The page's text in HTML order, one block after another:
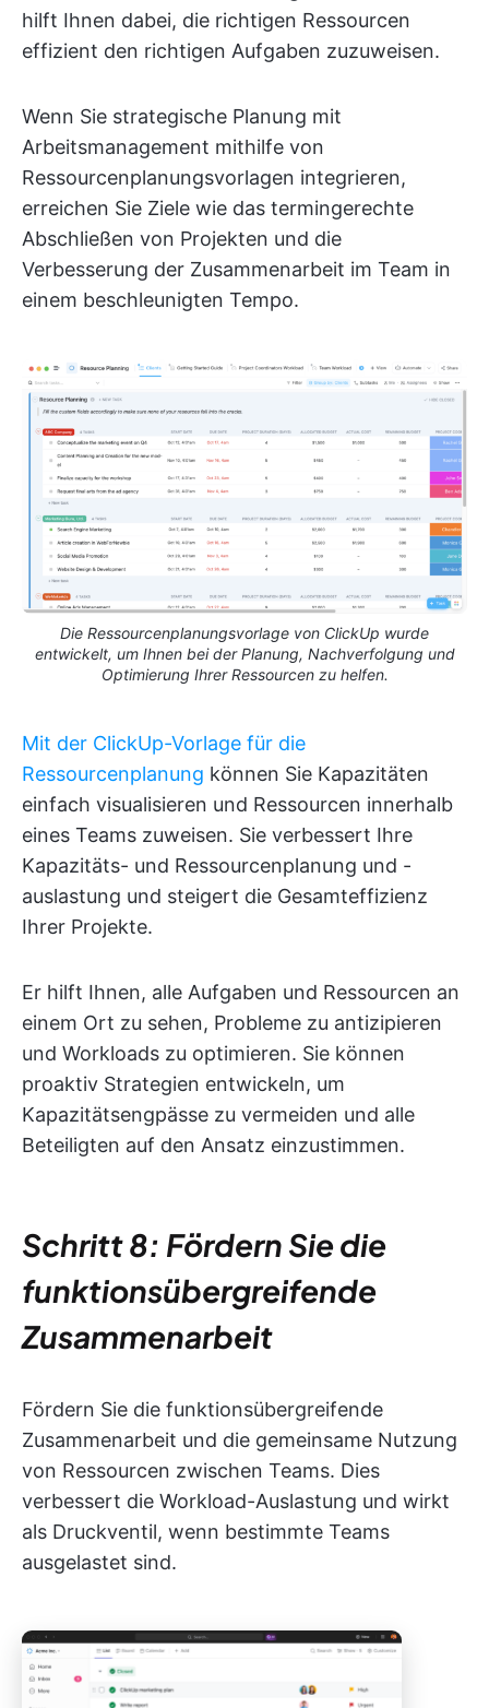
hilft Ihnen dabei, die richtigen Ressourcen
effizient den richtigen Aufgaben zuzuweisen.
Wenn Sie strategische Planung mit
Arbeitsmanagement mithilfe von
Ressourcenplanungsvorlagen integrieren,
erreichen Sie Ziele wie das termingerechte
Abschließen von Projekten und die
Verbesserung der Zusammenarbeit im Team in
einem beschleunigten Tempo.
Die Ressourcenplanungsvorlage von ClickUp wurde
entwickelt, um Ihnen bei der Planung, Nachverfolgung und
Optimierung Ihrer Ressourcen zu helfen.
Mit der ClickUp-Vorlage für die
Ressourcenplanung können Sie Kapazitäten
einfach visualisieren und Ressourcen innerhalb
eines Teams zuweisen. Sie verbessert Ihre
Kapazitäts- und Ressourcenplanung und -
auslastung und steigert die Gesamteffizienz
Ihrer Projekte.
Er hilft Ihnen, alle Aufgaben und Ressourcen an
einem Ort zu sehen, Probleme zu antizipieren
und Workloads zu optimieren. Sie können
proaktiv Strategien entwickeln, um
Kapazitätsengpässe zu vermeiden und alle
Beteiligten auf den Ansatz einzustimmen.
Schritt 8: Fördern Sie die
funktionsübergreifende
Zusammenarbeit
Fördern Sie die funktionsübergreifende
Zusammenarbeit und die gemeinsame Nutzung
von Ressourcen zwischen Teams. Dies
verbessert die Workload-Auslastung und wirkt
als Druckventil, wenn bestimmte Teams
ausgelastet sind.